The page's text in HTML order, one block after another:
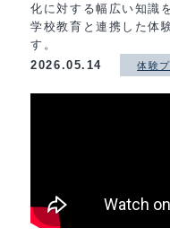
化に対する幅広い知識
学校教育と連携した体
す。
2026.05.14
体験